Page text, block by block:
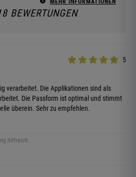
MEHR INFORMATIONEN
BEWERTUNGEN
5
verarbeitet. Die Applikationen sind als
Die Passform ist optimal und stimmt
überein. Sehr zu empfehlen.
hilfreich.